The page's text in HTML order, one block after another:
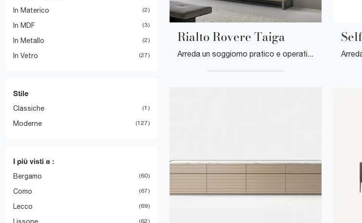
In Materico 2
In MDF 3
In Metallo 2
In Vetro 27
Stile
Classiche 1
Moderne 127
I più visti a :
Bergamo 60
Como 67
Lecco 69
Lissone 62
Rialto Rovere Taiga